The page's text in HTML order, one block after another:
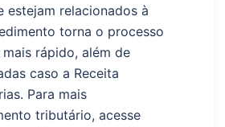
estejam relacionados à
torna o processo
rápido, além de
caso a Receita
Para mais
tributário, acesse